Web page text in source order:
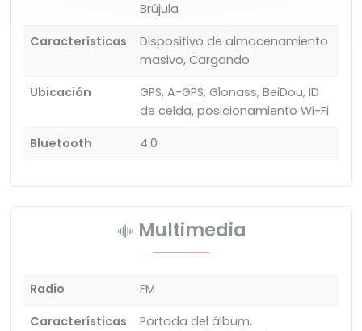
Brújula
Características
Dispositivo de almacenamiento
masivo, Cargando
Ubicación
GPS, A-GPS, Glonass, BeiDou, ID
de celda, posicionamiento Wi-Fi
Bluetooth
4.0
Multimedia
Radio
FM
Características
Portada del álbum,